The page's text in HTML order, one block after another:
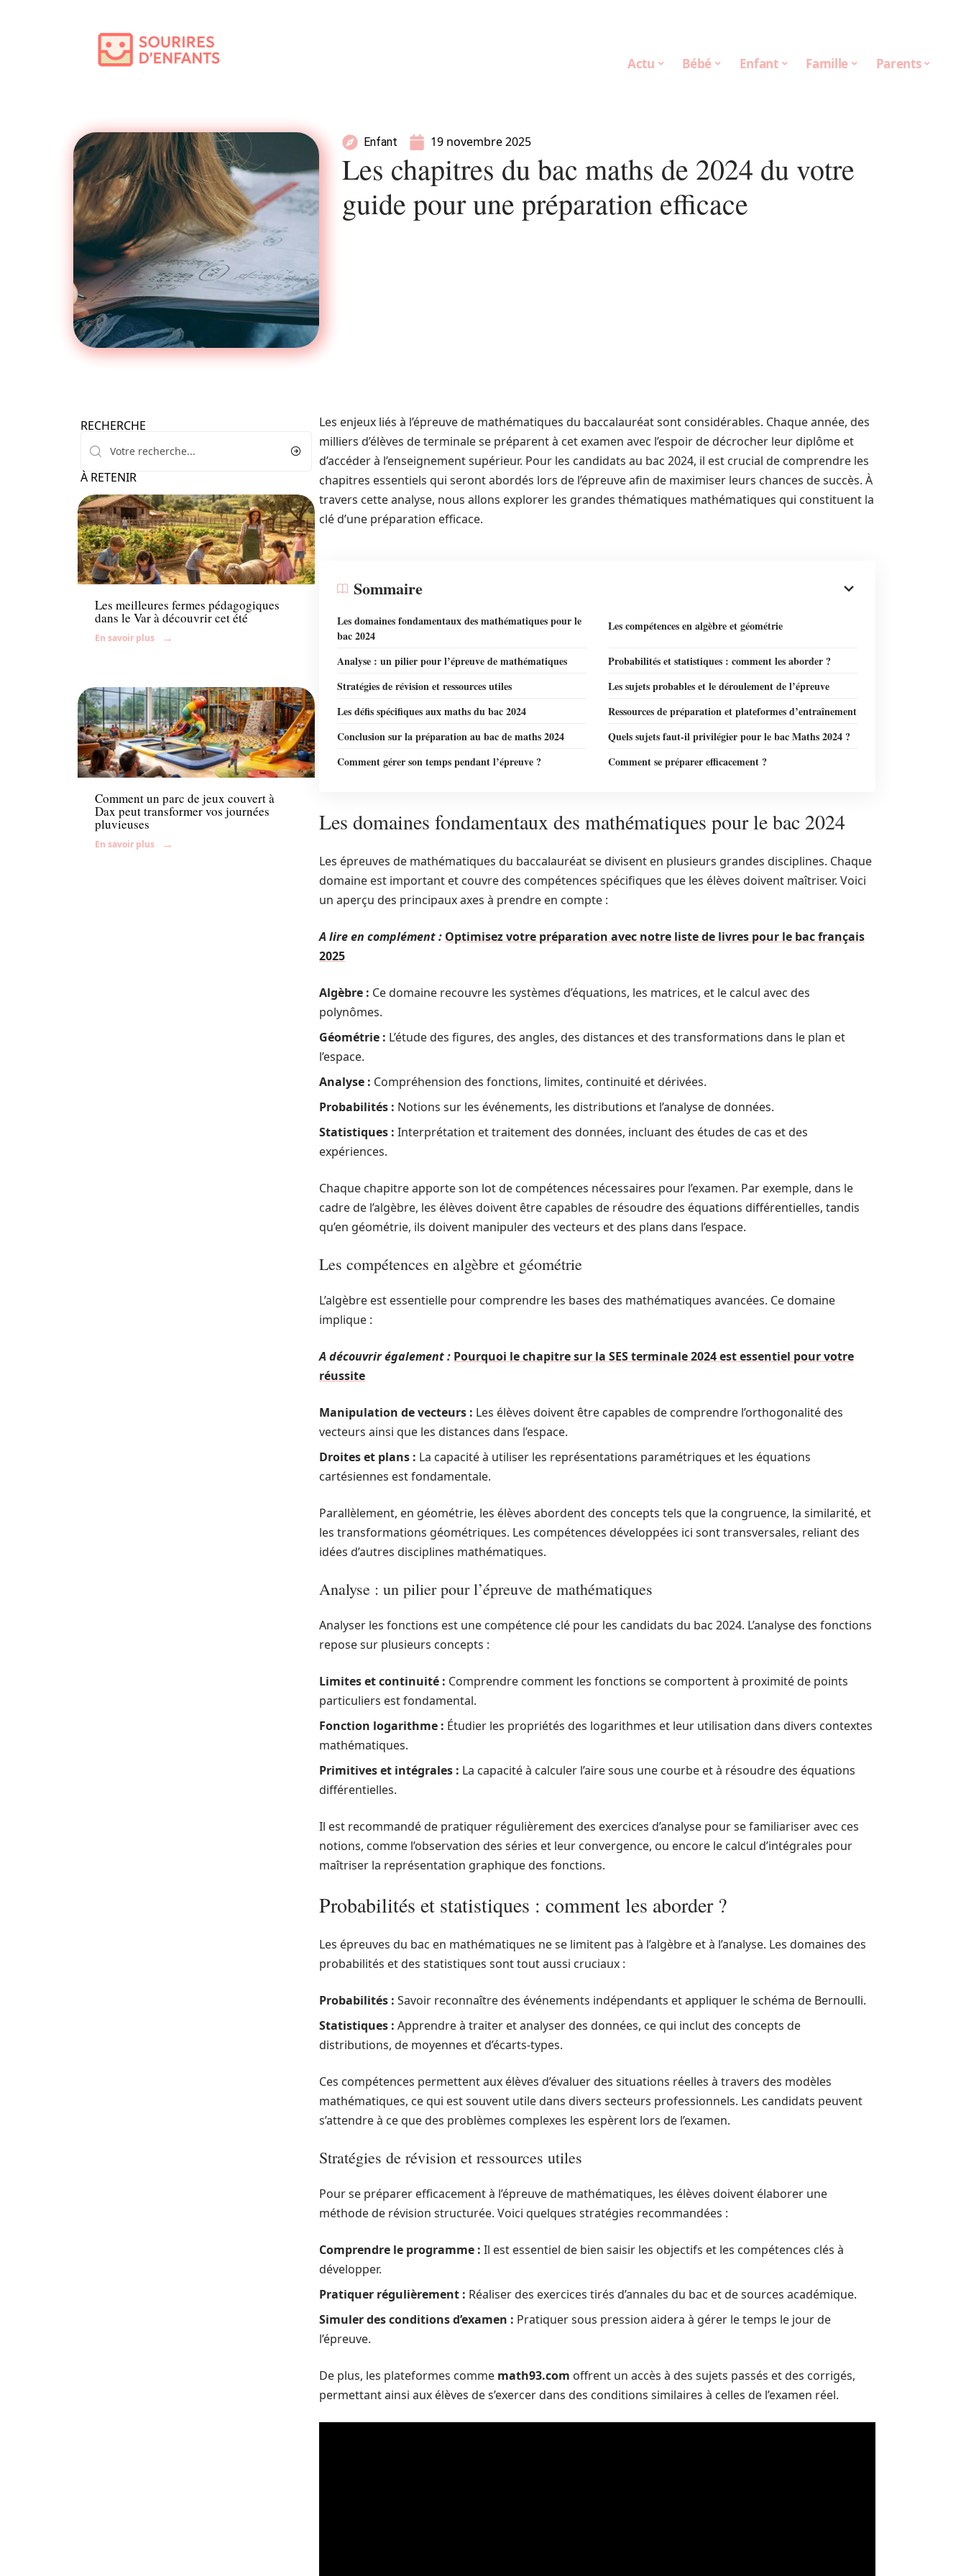
Actu Bébé Enfant Famille Parents
Enfant 19 novembre 2025
Les chapitres du bac maths de 2024 du votre
guide pour une préparation efficace
RECHERCHE
À RETENIR
Famille
Les meilleures fermes pédagogiques
dans le Var à découvrir cet été
En savoir plus
Famille
Comment un parc de jeux couvert à
Dax peut transformer vos journées
pluvieuses
En savoir plus
Les enjeux liés à l’épreuve de mathématiques du baccalauréat sont considérables. Chaque année, des
milliers d’élèves de terminale se préparent à cet examen avec l’espoir de décrocher leur diplôme et
d’accéder à l’enseignement supérieur. Pour les candidats au bac 2024, il est crucial de comprendre les
chapitres essentiels qui seront abordés lors de l’épreuve afin de maximiser leurs chances de succès. À
travers cette analyse, nous allons explorer les grandes thématiques mathématiques qui constituent la
clé d’une préparation efficace.
Sommaire
Les domaines fondamentaux des mathématiques pour le
bac 2024
Les compétences en algèbre et géométrie
Analyse : un pilier pour l’épreuve de mathématiques
Probabilités et statistiques : comment les aborder ?
Stratégies de révision et ressources utiles
Les sujets probables et le déroulement de l’épreuve
Les défis spécifiques aux maths du bac 2024
Ressources de préparation et plateformes d’entraînement
Conclusion sur la préparation au bac de maths 2024
Quels sujets faut-il privilégier pour le bac Maths 2024 ?
Comment gérer son temps pendant l’épreuve ?
Comment se préparer efficacement ?
Les domaines fondamentaux des mathématiques pour le bac 2024
Les épreuves de mathématiques du baccalauréat se divisent en plusieurs grandes disciplines. Chaque
domaine est important et couvre des compétences spécifiques que les élèves doivent maîtriser. Voici
un aperçu des principaux axes à prendre en compte :
A lire en complément : Optimisez votre préparation avec notre liste de livres pour le bac français
2025
Algèbre : Ce domaine recouvre les systèmes d’équations, les matrices, et le calcul avec des
polynômes.
Géométrie : L’étude des figures, des angles, des distances et des transformations dans le plan et
l’espace.
Analyse : Compréhension des fonctions, limites, continuité et dérivées.
Probabilités : Notions sur les événements, les distributions et l’analyse de données.
Statistiques : Interprétation et traitement des données, incluant des études de cas et des
expériences.
Chaque chapitre apporte son lot de compétences nécessaires pour l’examen. Par exemple, dans le
cadre de l’algèbre, les élèves doivent être capables de résoudre des équations différentielles, tandis
qu’en géométrie, ils doivent manipuler des vecteurs et des plans dans l’espace.
Les compétences en algèbre et géométrie
L’algèbre est essentielle pour comprendre les bases des mathématiques avancées. Ce domaine
implique :
A découvrir également : Pourquoi le chapitre sur la SES terminale 2024 est essentiel pour votre
réussite
Manipulation de vecteurs : Les élèves doivent être capables de comprendre l’orthogonalité des
vecteurs ainsi que les distances dans l’espace.
Droites et plans : La capacité à utiliser les représentations paramétriques et les équations
cartésiennes est fondamentale.
Parallèlement, en géométrie, les élèves abordent des concepts tels que la congruence, la similarité, et
les transformations géométriques. Les compétences développées ici sont transversales, reliant des
idées d’autres disciplines mathématiques.
Analyse : un pilier pour l’épreuve de mathématiques
Analyser les fonctions est une compétence clé pour les candidats du bac 2024. L’analyse des fonctions
repose sur plusieurs concepts :
Limites et continuité : Comprendre comment les fonctions se comportent à proximité de points
particuliers est fondamental.
Fonction logarithme : Étudier les propriétés des logarithmes et leur utilisation dans divers contextes
mathématiques.
Primitives et intégrales : La capacité à calculer l’aire sous une courbe et à résoudre des équations
différentielles.
Il est recommandé de pratiquer régulièrement des exercices d’analyse pour se familiariser avec ces
notions, comme l’observation des séries et leur convergence, ou encore le calcul d’intégrales pour
maîtriser la représentation graphique des fonctions.
Probabilités et statistiques : comment les aborder ?
Les épreuves du bac en mathématiques ne se limitent pas à l’algèbre et à l’analyse. Les domaines des
probabilités et des statistiques sont tout aussi cruciaux :
Probabilités : Savoir reconnaître des événements indépendants et appliquer le schéma de Bernoulli.
Statistiques : Apprendre à traiter et analyser des données, ce qui inclut des concepts de
distributions, de moyennes et d’écarts-types.
Ces compétences permettent aux élèves d’évaluer des situations réelles à travers des modèles
mathématiques, ce qui est souvent utile dans divers secteurs professionnels. Les candidats peuvent
s’attendre à ce que des problèmes complexes les espèrent lors de l’examen.
Stratégies de révision et ressources utiles
Pour se préparer efficacement à l’épreuve de mathématiques, les élèves doivent élaborer une
méthode de révision structurée. Voici quelques stratégies recommandées :
Comprendre le programme : Il est essentiel de bien saisir les objectifs et les compétences clés à
développer.
Pratiquer régulièrement : Réaliser des exercices tirés d’annales du bac et de sources académique.
Simuler des conditions d’examen : Pratiquer sous pression aidera à gérer le temps le jour de
l’épreuve.
De plus, les plateformes comme math93.com offrent un accès à des sujets passés et des corrigés,
permettant ainsi aux élèves de s’exercer dans des conditions similaires à celles de l’examen réel.